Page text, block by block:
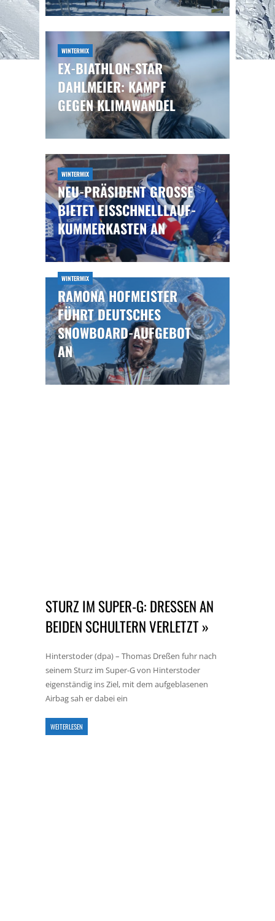
WINTERMIX
EX-BIATHLON-STAR
DAHLMEIER: KAMPF
GEGEN KLIMAWANDEL
WINTERMIX
NEU-PRÄSIDENT GROSSE B
IETET EISSCHNELLLAUF-K
UMMERKASTEN AN
WINTERMIX
RAMONA HOFMEISTER
FÜHRT DEUTSCHES
SNOWBOARD-AUFGEBOT
AN
STURZ IM SUPER-G: DRESSEN AN B
EIDEN SCHULTERN VERLETZT »
Hinterstoder (dpa) – Thomas Dreßen fuhr nach
seinem Sturz im Super-G von Hinterstoder
eigenständig ins Ziel, mit dem aufgeblasenen
Airbag sah er dabei ein
WEITERLESEN